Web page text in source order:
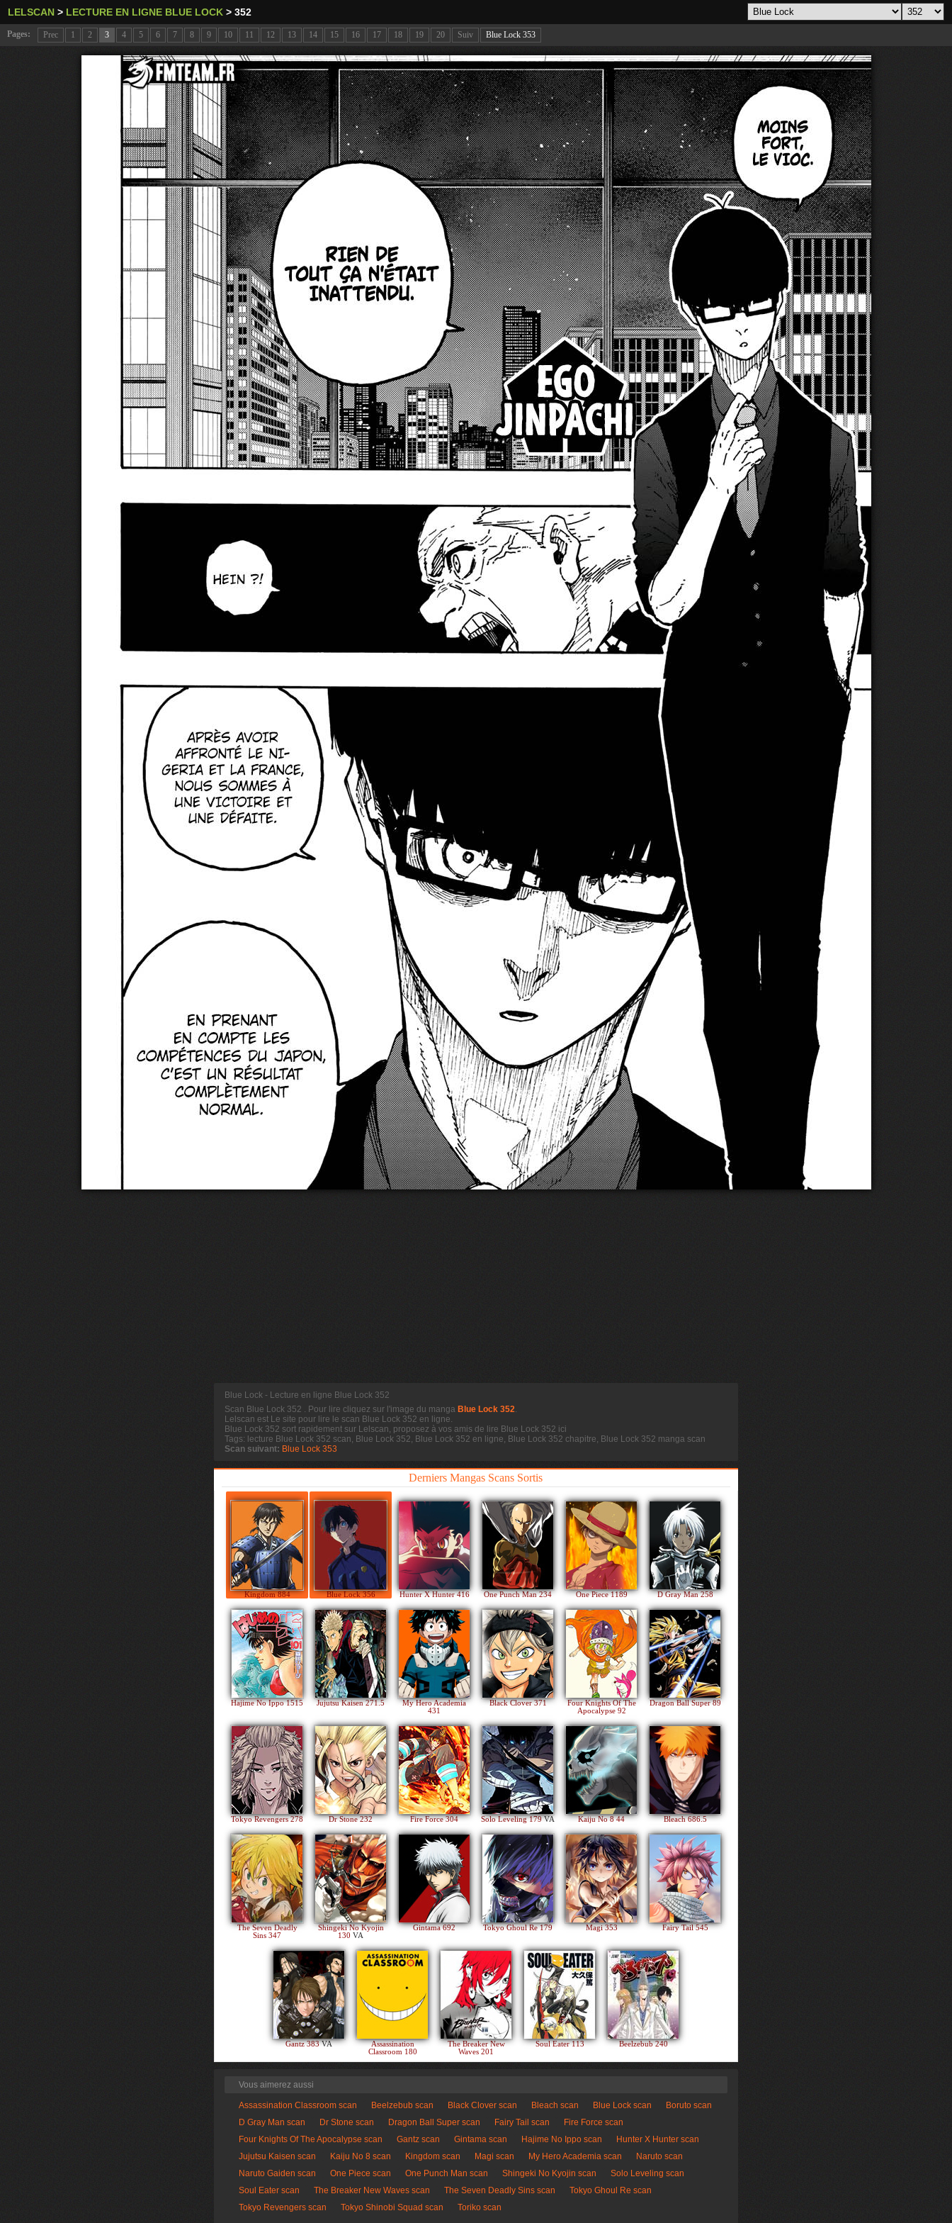
LELSCAN > LECTURE EN LIGNE BLUE LOCK > 352
Pages: Prec 1 2 3 4 5 6 7 8 9 10 11 12 13 14 15 16 17 18 19 20 Suiv Blue Lock 353
Blue Lock - Lecture en ligne Blue Lock 352
Scan Blue Lock 352 . Pour lire cliquez sur l'image du manga Blue Lock 352.
Lelscan est Le site pour lire le scan Blue Lock 352 en ligne.
Blue Lock 352 sort rapidement sur Lelscan, proposez à vos amis de lire Blue Lock 352 ici
Tags: lecture Blue Lock 352 scan, Blue Lock 352, Blue Lock 352 en ligne, Blue Lock 352 chapitre, Blue Lock 352 manga scan
Scan suivant: Blue Lock 353
Derniers Mangas Scans Sortis
Kingdom 884 Blue Lock 356 Hunter X Hunter 416 One Punch Man 234 One Piece 1189 D Gray Man 258
Hajime No Ippo 1515 Jujutsu Kaisen 271.5
My Hero Academia
431
Black Clover 371
Four Knights Of The
Apocalypse 92
Dragon Ball Super 89
Tokyo Revengers 278 Dr Stone 232 Fire Force 304 Solo Leveling 179VA Kaiju No 8 44 Bleach 686.5
The Seven Deadly
Sins 347
Shingeki No Kyojin
130 VA
Gintama 692 Tokyo Ghoul Re 179 Magi 353 Fairy Tail 545
Gantz 383VA
Assassination
Classroom 180
The Breaker New
Waves 201
Soul Eater 113 Beelzebub 240
Vous aimerez aussi
Assassination Classroom scan Beelzebub scan Black Clover scan Bleach scan Blue Lock scan
Boruto scan
D Gray Man scan
Dr Stone scan Dragon Ball Super scan Fairy Tail scan
Fire Force scan
Four Knights Of The Apocalypse scan
Gantz scan Gintama scan Hajime No Ippo scan
Hunter X Hunter scan
Jujutsu Kaisen scan
Kaiju No 8 scan Kingdom scan Magi scan My Hero Academia scan
Naruto scan
Naruto Gaiden scan
One Piece scan One Punch Man scan Shingeki No Kyojin scan
Solo Leveling scan
Soul Eater scan
The Breaker New Waves scan The Seven Deadly Sins scan
Tokyo Ghoul Re scan
Tokyo Revengers scan
Tokyo Shinobi Squad scan Toriko scan